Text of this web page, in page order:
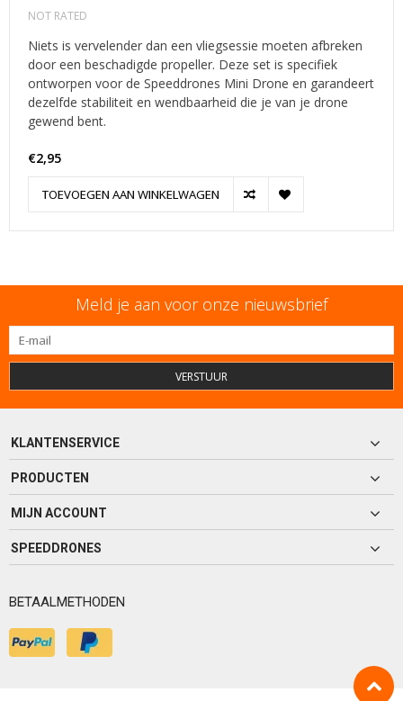
NOT RATED
Niets is vervelender dan een vliegsessie moeten afbreken
door een beschadigde propeller. Deze set is specifiek
ontworpen voor de Speeddrones Mini Drone en garandeert
dezelfde stabiliteit en wendbaarheid die je van je drone
gewend bent.
€2,95
TOEVOEGEN AAN WINKELWAGEN
Meld je aan voor onze nieuwsbrief
VERSTUUR
KLANTENSERVICE
PRODUCTEN
MIJN ACCOUNT
SPEEDDRONES
BETAALMETHODEN